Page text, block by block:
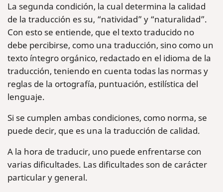
La segunda condición, la cual determina la calidad
de la traducción es su, “natividad” y “naturalidad”.
Con esto se entiende, que el texto traducido no
debe percibirse, como una traducción, sino como un
texto íntegro orgánico, redactado en el idioma de la
traducción, teniendo en cuenta todas las normas y
reglas de la ortografía, puntuación, estilística del
lenguaje.
Si se cumplen ambas condiciones, como norma, se
puede decir, que es una la traducción de calidad.
A la hora de traducir, uno puede enfrentarse con
varias dificultades. Las dificultades son de carácter
particular y general.